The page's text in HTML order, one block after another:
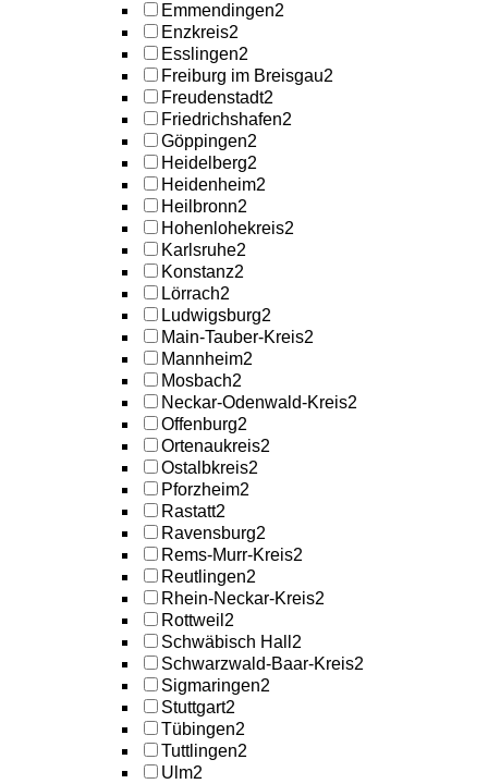
Emmendingen2
Enzkreis2
Esslingen2
Freiburg im Breisgau2
Freudenstadt2
Friedrichshafen2
Göppingen2
Heidelberg2
Heidenheim2
Heilbronn2
Hohenlohekreis2
Karlsruhe2
Konstanz2
Lörrach2
Ludwigsburg2
Main-Tauber-Kreis2
Mannheim2
Mosbach2
Neckar-Odenwald-Kreis2
Offenburg2
Ortenaukreis2
Ostalbkreis2
Pforzheim2
Rastatt2
Ravensburg2
Rems-Murr-Kreis2
Reutlingen2
Rhein-Neckar-Kreis2
Rottweil 2
Schwäbisch Hall 2
Schwarzwald-Baar-Kreis2
Sigmaringen2
Stuttgart2
Tübingen2
Tuttlingen2
Ulm2